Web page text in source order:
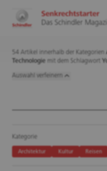
54 Artikel innerhalb der Kategorien
Technologie mit dem Schlagwort
Auswahl verfeinern
Kategorie
Architektur Kultur Reisen